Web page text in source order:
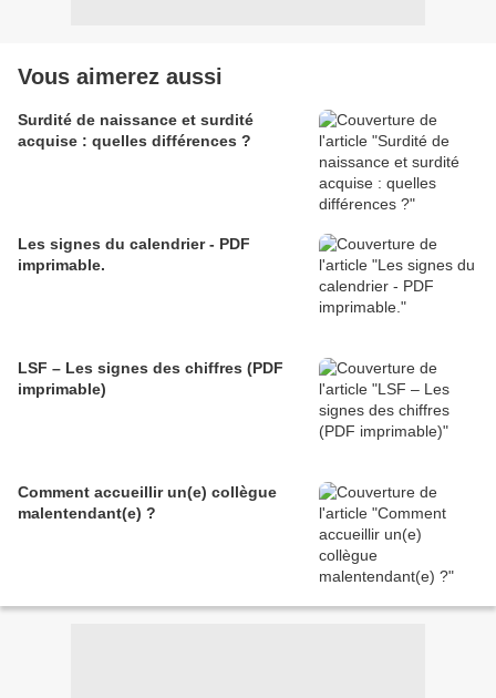
Vous aimerez aussi
Surdité de naissance et surdité
acquise : quelles différences ?
Les signes du calendrier - PDF
imprimable.
LSF – Les signes des chiffres (PDF
imprimable)
Comment accueillir un(e) collègue
malentendant(e) ?